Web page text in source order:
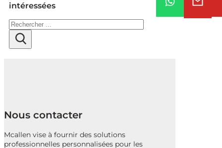
intéressées
Rechercher
Nous contacter
Mcallen vise à fournir des solutions
professionnelles personnalisées pour les